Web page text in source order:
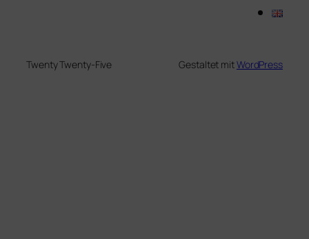
Twenty Twenty-Five Gestaltet mitWordPress